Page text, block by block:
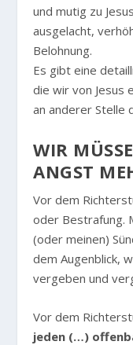
und mutig zu
ausgelacht,
Belohnung.
Es gibt eine
die wir von Jesus
an anderer Stelle
WIR
ANGST
Vor dem
oder Bestrafung.
(oder meinen)
dem Augenblick,
vergeben und
Vor dem
jeden (…)